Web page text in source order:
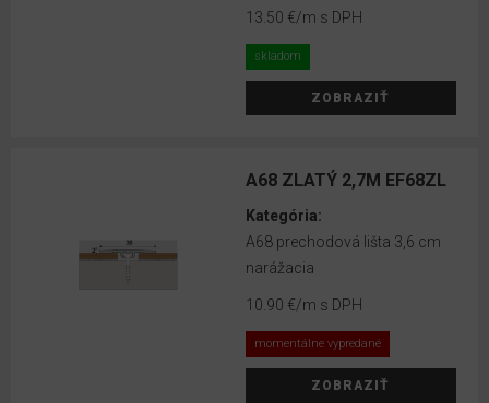
13.50 €/m s DPH
skladom
ZOBRAZIŤ
A68 ZLATÝ 2,7M EF68ZL
Kategória:
A68 prechodová lišta 3,6 cm
narážacia
10.90 €/m s DPH
momentálne vypredané
ZOBRAZIŤ